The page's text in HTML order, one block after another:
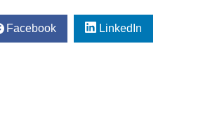
Facebook LinkedIn